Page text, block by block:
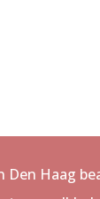
Den Haag